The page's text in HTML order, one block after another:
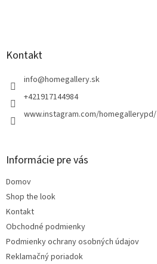
Kontakt
info@homegallery.sk
+421917144984
www.instagram.com/homegallerypd/
Informácie pre vás
Domov
Shop the look
Kontakt
Obchodné podmienky
Podmienky ochrany osobných údajov
Reklamačný poriadok